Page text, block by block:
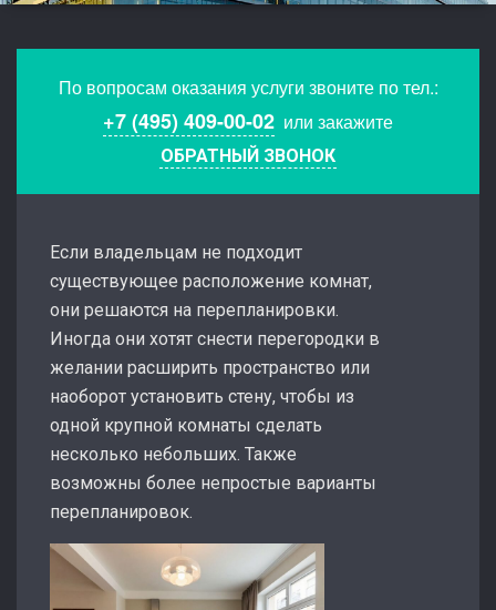
По вопросам оказания услуги звоните по тел.:
+7 (495) 409-00-02 или закажите
ОБРАТНЫЙ ЗВОНОК
Если владельцам не подходит
существующее расположение комнат,
они решаются на перепланировки.
Иногда они хотят снести перегородки в
желании расширить пространство или
наоборот установить стену, чтобы из
одной крупной комнаты сделать
несколько небольших. Также
возможны более непростые варианты
перепланировок.